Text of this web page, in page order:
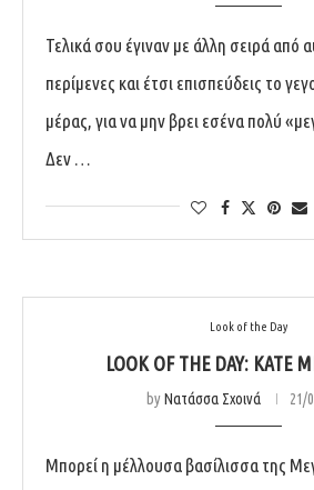
Τελικά σου έγιναν με άλλη σειρά από
περίμενες και έτσι επισπεύδεις το
μέρας, για να μην βρει εσένα πολύ
Δεν …
Look of the Day
LOOK OF THE DAY: KATE
byΝατάσσα Σχοινά 21/
Μπορεί η μέλλουσα βασίλισσα της